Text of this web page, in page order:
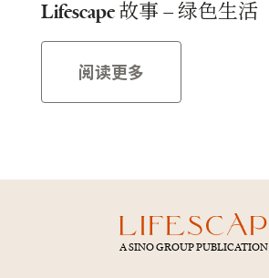
Lifescape 故事 – 绿色生活
阅读更多
A SINO GROUP PUBLICATION